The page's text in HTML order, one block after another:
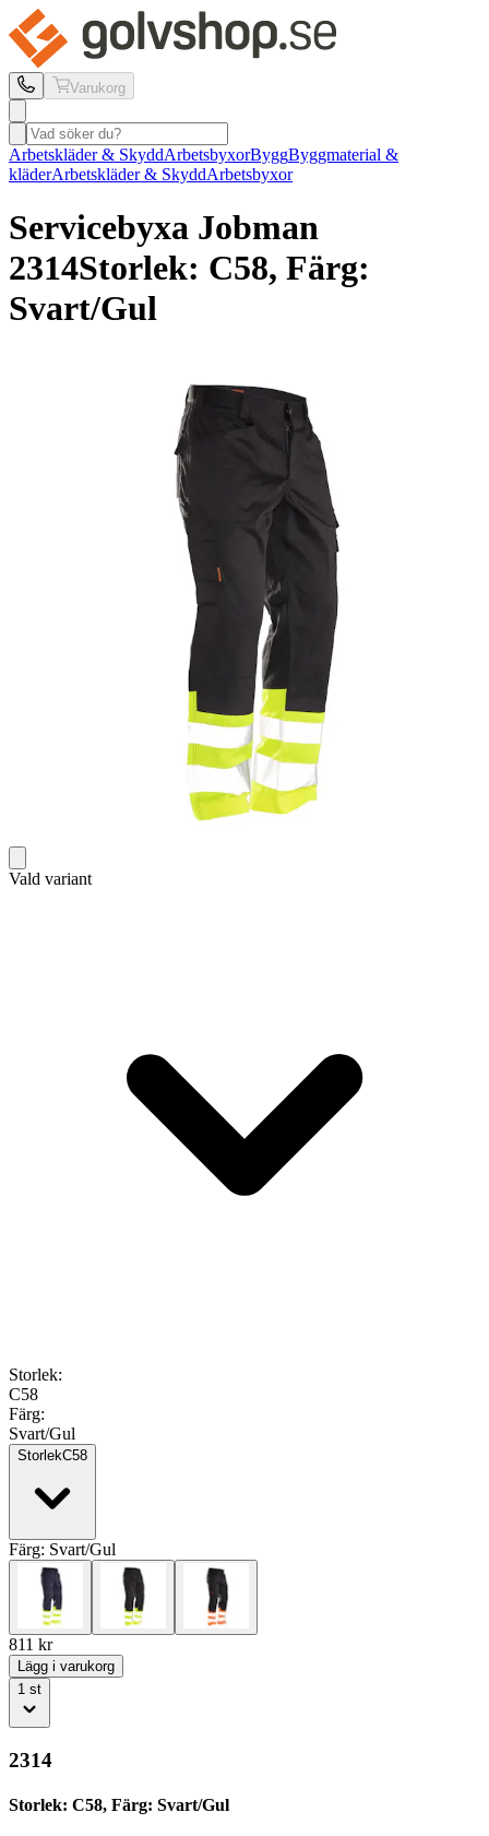
Varukorg
Arbetskläder & SkyddArbetsbyxorByggByggmaterial &
kläderArbetskläder & SkyddArbetsbyxor
Servicebyxa Jobman
2314Storlek: C58, Färg:
Svart/Gul
Vald variant
Storlek:
C58
Färg:
Svart/Gul
StorlekC58
Färg: Svart/Gul
811 kr
Lägg i varukorg
1 st
2314
Storlek: C58, Färg: Svart/Gul